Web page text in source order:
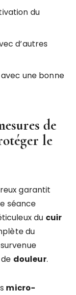
du
d’autres
une bonne
de
le
garantit
séance
du cuir
du
douleur.
micro-